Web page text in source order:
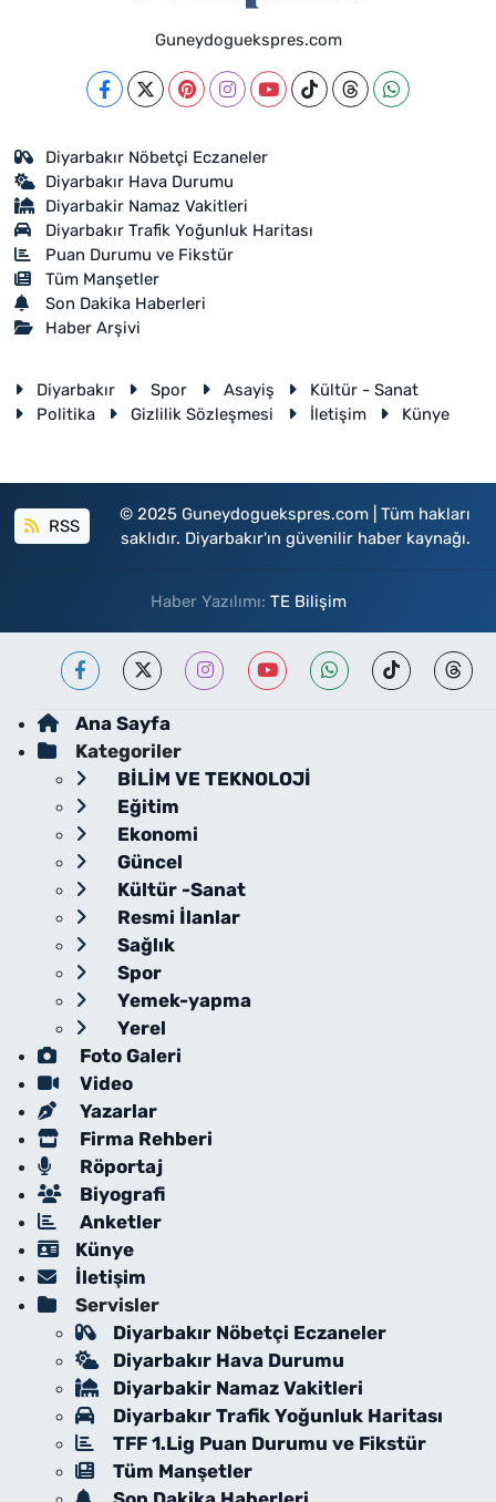
Guneydoguekspres.com
Diyarbakır Nöbetçi Eczaneler
Diyarbakır Hava Durumu
Diyarbakir Namaz Vakitleri
Diyarbakır Trafik Yoğunluk Haritası
Puan Durumu ve Fikstür
Tüm Manşetler
Son Dakika Haberleri
Haber Arşivi
Diyarbakır Spor Asayiş
Kültür - Sanat
Politika
Gizlilik Sözleşmesi İletişim Künye
RSS
© 2025 Guneydoguekspres.com | Tüm hakları
saklıdır. Diyarbakır'ın güvenilir haber kaynağı.
Haber Yazılımı: TE Bilişim
Ana Sayfa
Kategoriler
BİLİM VE TEKNOLOJİ
Eğitim
Ekonomi
Güncel
Kültür -Sanat
Resmi İlanlar
Sağlık
Spor
Yemek-yapma
Yerel
Foto Galeri
Video
Yazarlar
Firma Rehberi
Röportaj
Biyografi
Anketler
Künye
İletişim
Servisler
Diyarbakır Nöbetçi Eczaneler
Diyarbakır Hava Durumu
Diyarbakir Namaz Vakitleri
Diyarbakır Trafik Yoğunluk Haritası
TFF 1.Lig Puan Durumu ve Fikstür
Tüm Manşetler